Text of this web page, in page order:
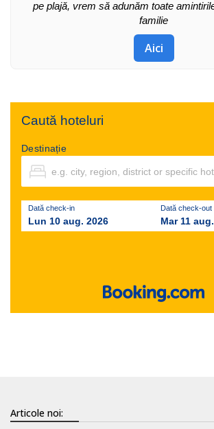
pe plajă, vrem să adunăm toate
familie
Aici
Caută hoteluri
Destinație
Dată check-in
Lun 10 aug. 2026
Dată check-out
Mar 11
Articole noi: